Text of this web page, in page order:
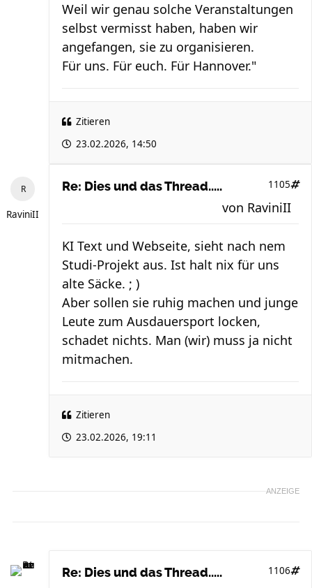
Weil wir genau solche Veranstaltungen
selbst vermisst haben, haben wir
angefangen, sie zu organisieren.
Für uns. Für euch. Für Hannover."
Zitieren
23.02.2026, 14:50
RaviniII
Re: Dies und das Thread..... 1105
von RaviniII
KI Text und Webseite, sieht nach nem
Studi-Projekt aus. Ist halt nix für uns
alte Säcke. ; )
Aber sollen sie ruhig machen und junge
Leute zum Ausdauersport locken,
schadet nichts. Man (wir) muss ja nicht
mitmachen.
Zitieren
23.02.2026, 19:11
ANZEIGE
Re: Dies und das Thread..... 1106